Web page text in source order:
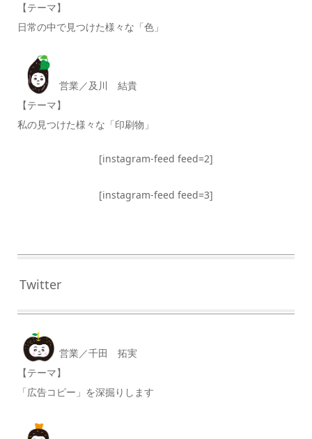
【テーマ】
日常の中で見つけた様々な「色」
営業／及川 結貴
【テーマ】
私の見つけた様々な「印刷物」
[instagram-feed feed=2]
[instagram-feed feed=3]
Twitter
営業／千田 拓実
【テーマ】
「広告コピー」を深掘りします